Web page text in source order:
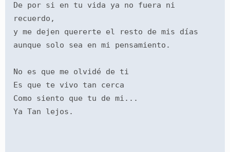
De por si en tu vida ya no fuera ni
recuerdo,
y me dejen quererte el resto de mis días
aunque solo sea en mi pensamiento.
No es que me olvidé de ti
Es que te vivo tan cerca
Como siento que tu de mi...
Ya Tan lejos.